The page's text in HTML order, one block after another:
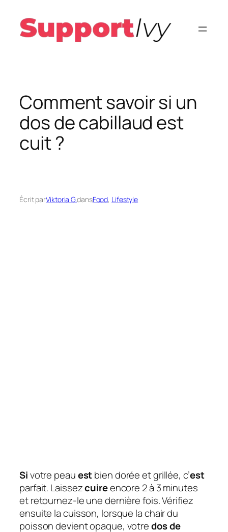
contenu
Comment savoir si un
dos de cabillaud est
cuit ?
Écrit parViktoria G.dansFood, Lifestyle
Sivotre peauestbien dorée et grillée, c’est
parfait. Laissezcuireencore 2 à 3 minutes
et retournez-le une dernière fois. Vérifiez
ensuite la cuisson, lorsque la chair du
poisson devient opaque, votredos de